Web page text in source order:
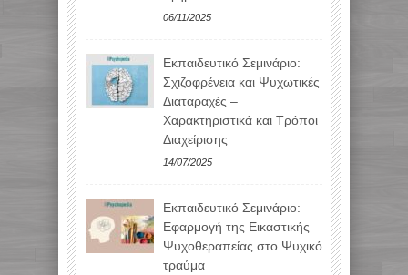
06/11/2025
Εκπαιδευτικό Σεμινάριο:
Σχιζοφρένεια και Ψυχωτικές
Διαταραχές –
Χαρακτηριστικά και Τρόποι
Διαχείρισης
14/07/2025
Εκπαιδευτικό Σεμινάριο:
Εφαρμογή της Εικαστικής
Ψυχοθεραπείας στο Ψυχικό
τραύμα